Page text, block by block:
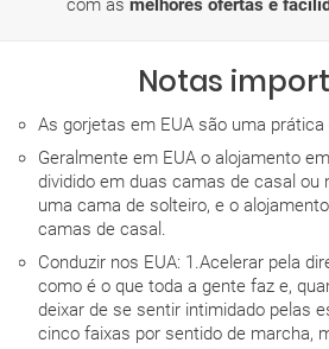
com as melhores ofertas e
Notas
As gorjetas em EUA são uma
Geralmente em EUA o alojamento
dividido em duas camas de casal ou
uma cama de solteiro, e o
camas de casal.
Conduzir nos EUA: 1.Acelerar pela
como é o que toda a gente faz e,
deixar de se sentir intimidado pelas
cinco faixas por sentido de marcha,